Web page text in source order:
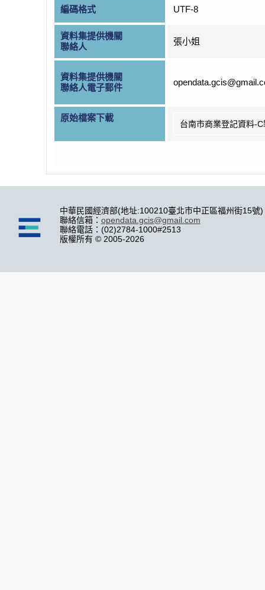
編碼格式 UTF-8
資料集提供機關
聯絡人
張小姐
資料集提供機關
聯絡人電子郵件
原始檔案下載
台南市商業登記資料-
中華民國經濟部(地址:100210臺北市中正區福州街15號)
聯絡信箱： opendata.gcis@gmail.com
聯絡電話：(02)2784-1000#2513
版權所有 © 2005-2026